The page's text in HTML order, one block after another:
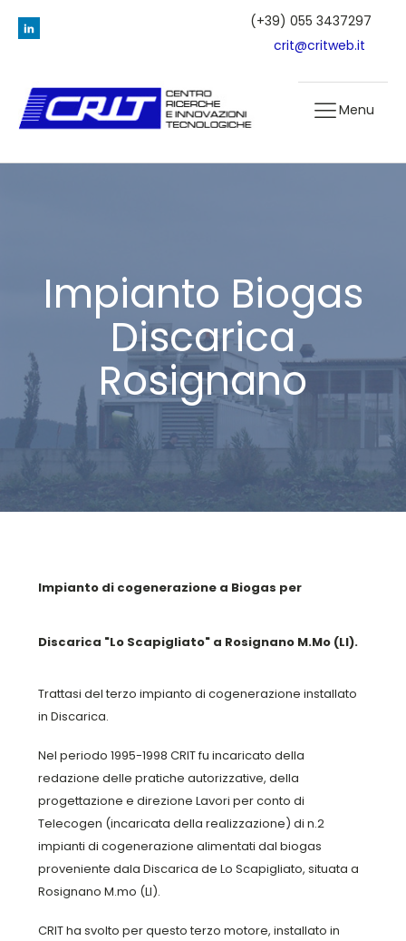
(+39) 055 3437297
crit@critweb.it
Menu
Impianto Biogas
Discarica
Rosignano
Impianto di cogenerazione a Biogas per
Discarica "Lo Scapigliato" a Rosignano M.Mo (LI).
Trattasi del terzo impianto di cogenerazione installato
in Discarica.
Nel periodo 1995-1998 CRIT fu incaricato della
redazione delle pratiche autorizzative, della
progettazione e direzione Lavori per conto di
Telecogen (incaricata della realizzazione) di n.2
impianti di cogenerazione alimentati dal biogas
proveniente dala Discarica de Lo Scapigliato, situata a
Rosignano M.mo (LI).
CRIT ha svolto per questo terzo motore, installato in